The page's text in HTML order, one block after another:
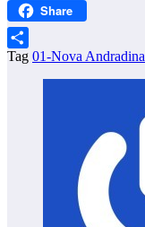
WhatsApp
Share
Share
Tag 01-Nova Andradina